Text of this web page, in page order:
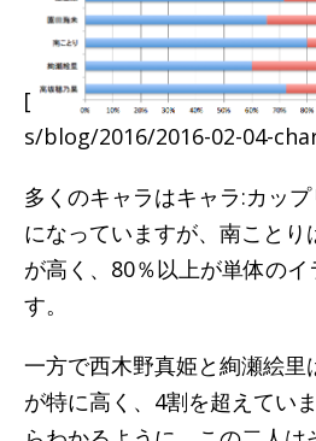
[
s/blog/2016/2016-02-04-
多くのキャラはキャラ:カッ
になっていますが、南こと
が高く、80％以上が単体のイ
す。
一方で西木野真姫と絢瀬絵里
が特に高く、4割を超えてい